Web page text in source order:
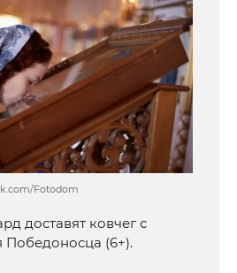
Fotodom
доставят ковчег с
(6+).